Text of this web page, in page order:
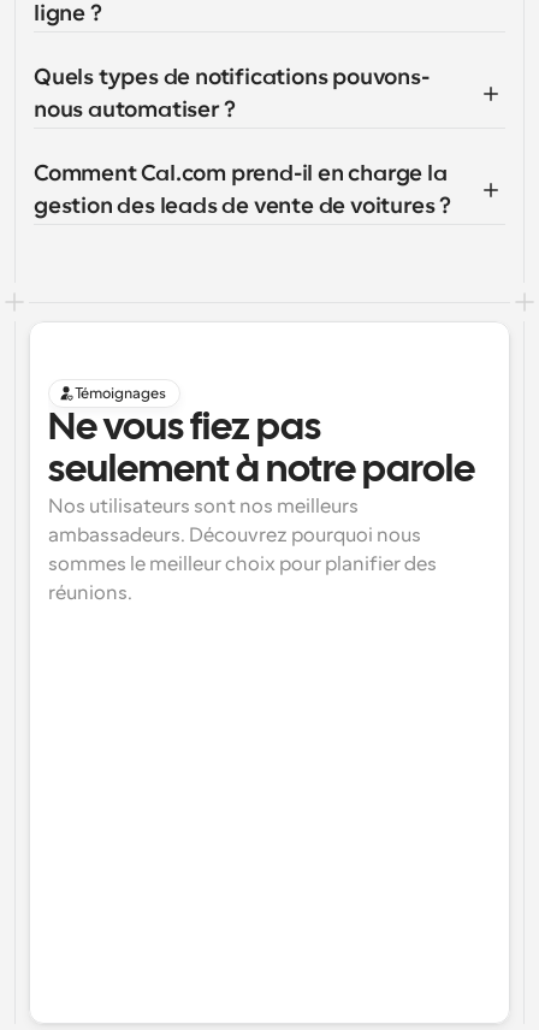
ligne ?
Quels types de notifications pouvons-
nous automatiser ?
Comment Cal.com prend-il en charge la
gestion des leads de vente de voitures ?
Témoignages
Ne vous fiez pas
seulement à notre parole
Nos utilisateurs sont nos meilleurs
ambassadeurs. Découvrez pourquoi nous
sommes le meilleur choix pour planifier des
réunions.